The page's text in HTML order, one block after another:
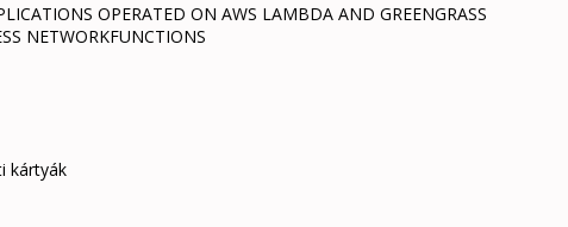
OPERATED ON AWS LAMBDA AND GREENGRASS
NETWORKFUNCTIONS
kártyák